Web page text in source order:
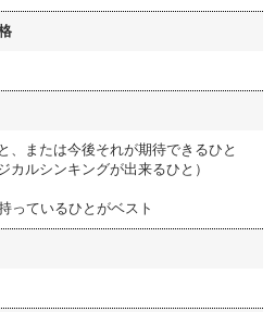
、または今後それが期待できるひと
カルシンキングが出来るひと）
っているひとがベスト